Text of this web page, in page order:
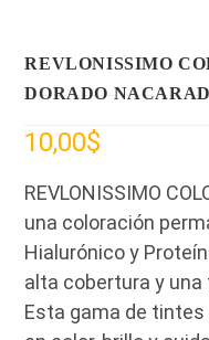
REVLONISSIMO
DORADO
10,00$
REVLONISSIMO
una coloración
Hialurónico y
alta cobertura y
Esta gama de